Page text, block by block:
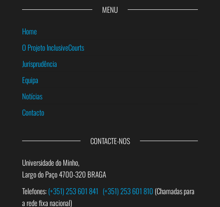
MENU
Home
O Projeto InclusiveCourts
Jurisprudência
Equipa
Notícias
Contacto
CONTACTE-NOS
Universidade do Minho,
Largo do Paço 4700-320 BRAGA
Telefones:(+351) 253 601 841 (+351) 253 601 810 (Chamadas para
a rede fixa nacional)